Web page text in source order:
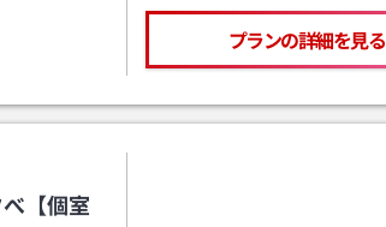
プランの詳細を見る
【個室